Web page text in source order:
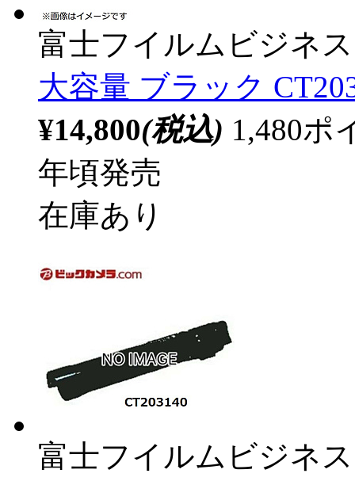
富士フイルムビジネ
大容量 ブラック
¥14,800(税込) 1,480ポ
年頃発売
在庫あり
富士フイルムビジネ